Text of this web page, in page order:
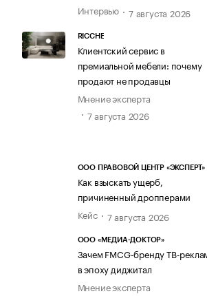
Интервью
7 августа 2026
RICCHE
Клиентский сервис в
премиальной мебели: почему
продают не продавцы
Мнение эксперта
7 августа 2026
ООО ПРАВОВОЙ ЦЕНТР «ЭКСПЕРТ»
Как взыскать ущерб,
причиненный дропперами
Кейс
7 августа 2026
ООО «МЕДИА-ДОКТОР»
Зачем FMCG-бренду ТВ-
в эпоху диджитал
Мнение эксперта